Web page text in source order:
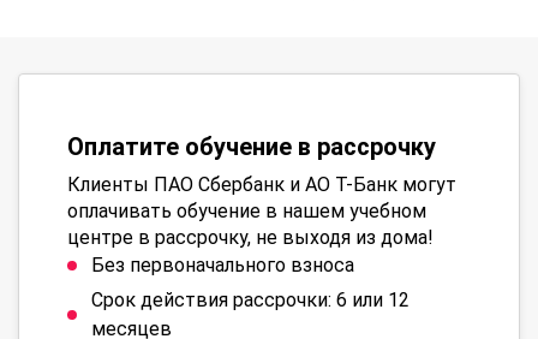
Оплатите обучение в рассрочку
Клиенты ПАО Сбербанк и АО Т-Банк могут
оплачивать обучение в нашем учебном
центре в рассрочку, не выходя из дома!
Без первоначального взноса
Срок действия рассрочки: 6 или 12
месяцев